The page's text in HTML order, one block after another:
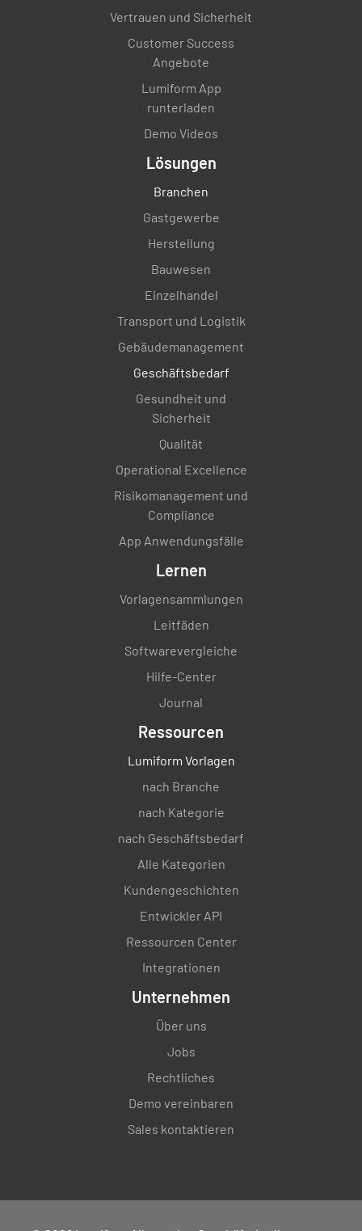
Vertrauen und Sicherheit
Customer Success
Angebote
Lumiform App
runterladen
Demo Videos
Lösungen
Branchen
Gastgewerbe
Herstellung
Bauwesen
Einzelhandel
Transport und Logistik
Gebäudemanagement
Geschäftsbedarf
Gesundheit und
Sicherheit
Qualität
Operational Excellence
Risikomanagement und
Compliance
App Anwendungsfälle
Lernen
Vorlagensammlungen
Leitfäden
Softwarevergleiche
Hilfe-Center
Journal
Ressourcen
Lumiform Vorlagen
nach Branche
nach Kategorie
nach Geschäftsbedarf
Alle Kategorien
Kundengeschichten
Entwickler API
Ressourcen Center
Integrationen
Unternehmen
Über uns
Jobs
Rechtliches
Demo vereinbaren
Sales kontaktieren